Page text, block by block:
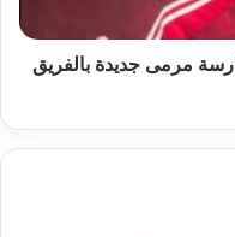
مرمى جديدة بالفريق